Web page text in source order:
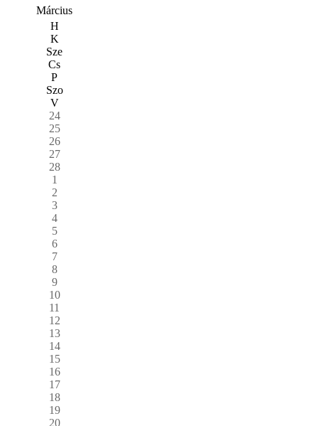
Március
H
K
Sze
Cs
P
Szo
V
24
25
26
27
28
1
2
3
4
5
6
7
8
9
10
11
12
13
14
15
16
17
18
19
20